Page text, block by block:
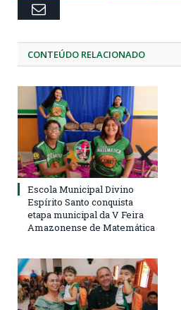
Email
CONTEÚDO RELACIONADO
Escola Municipal Divino
Espírito Santo conquista
etapa municipal da V Feira
Amazonense de Matemática